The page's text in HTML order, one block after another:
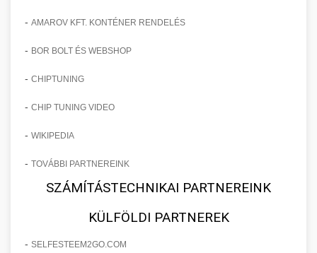
- AMAROV KFT. KONTÉNER RENDELÉS
- BOR BOLT ÉS WEBSHOP
- CHIPTUNING
- CHIP TUNING VIDEO
- WIKIPEDIA
- TOVÁBBI PARTNEREINK
SZÁMÍTÁSTECHNIKAI PARTNEREINK
KÜLFÖLDI PARTNEREK
- SELFESTEEM2GO.COM